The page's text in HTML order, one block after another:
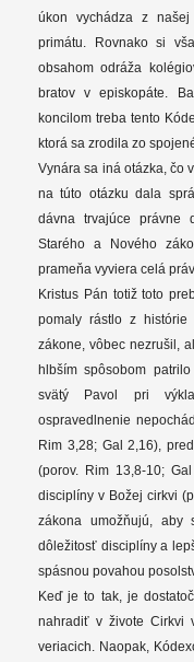
úkon vychádza z
primátu. Rovnako si
obsahom odráža
bratov v episkopáte.
koncilom treba tento
ktorá sa zrodila zo
Vynára sa iná otázka, čo
na túto otázku dala
dávna trvajúce právne
Starého a Nového
prameňa vyviera celá
Kristus Pán totiž toto
pomaly rástlo z
zákone, vôbec nezrušil,
hlbším spôsobom
svätý Pavol pri
ospravedlnenie
Rim 3,28; Gal 2,16),
(porov. Rim 13,8-10;
disciplíny v Božej cirkvi
zákona umožňujú,
dôležitosť disciplíny a
spásnou povahou
Keď je to tak, je
nahradiť v živote Cirkvi
veriacich. Naopak,